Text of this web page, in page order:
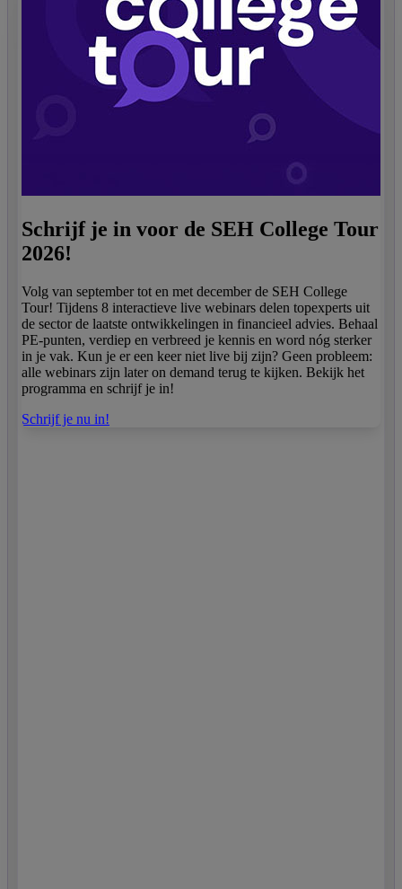
Schrijf je in voor de SEH College Tour
2026!
Volg van september tot en met december de SEH College
Tour! Tijdens 8 interactieve live webinars delen topexperts uit
de sector de laatste ontwikkelingen in financieel advies. Behaal
PE-punten, verdiep en verbreed je kennis en word nóg sterker
in je vak. Kun je er een keer niet live bij zijn? Geen probleem:
alle webinars zijn later on demand terug te kijken. Bekijk het
programma en schrijf je in!
Schrijf je nu in!